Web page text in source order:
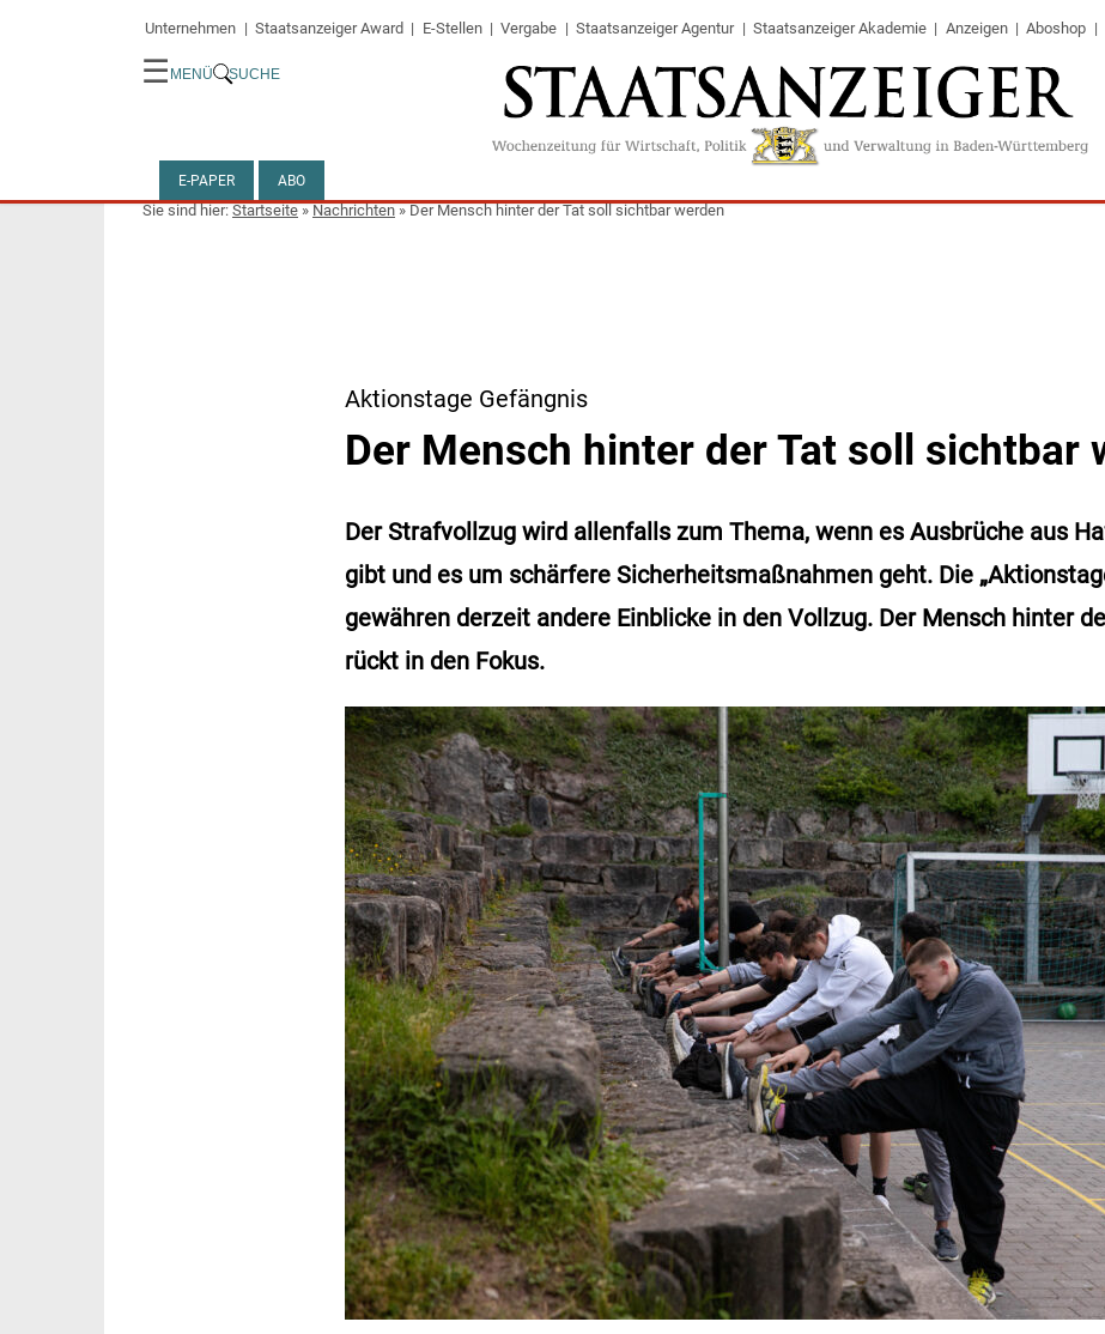
Unternehmen Staatsanzeiger Award E-Stellen Vergabe Staatsanzeiger Agentur Staatsanzeiger Akademie Anzeigen Aboshop
☰ MENÜ SUCHE
E-PAPER ABO
Startseite»Nachrichten»Der Mensch hinter der Tat soll sichtbar werden
Aktionstage Gefängnis
Der Mensch hinter der Tat soll sichtbar
Der Strafvollzug wird allenfalls zum Thema, wenn es Ausbrüche aus
gibt und es um schärfere Sicherheitsmaßnahmen geht. Die
gewähren derzeit andere Einblicke in den Vollzug. Der Mensch hinter
rückt in den Fokus.